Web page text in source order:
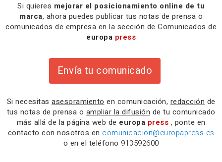
Si quieres mejorar el posicionamiento online de tu
marca, ahora puedes publicar tus notas de prensa o
comunicados de empresa en la sección de Comunicados de
europa press
Envía tu comunicado
Si necesitas asesoramiento en comunicación, redacción de
tus notas de prensa o ampliar la difusión de tu comunicado
más allá de la página web de europa press , ponte en
contacto con nosotros en comunicacion@europapress.es
o en el teléfono 913592600